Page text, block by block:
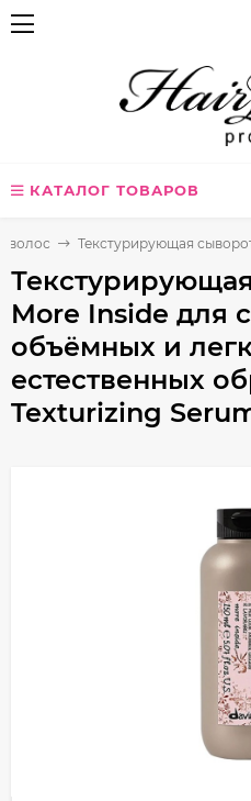
КАТАЛОГ ТОВАРОВ
волос Текстурирующая
More Inside для
объёмных и
естественных
Texturizing